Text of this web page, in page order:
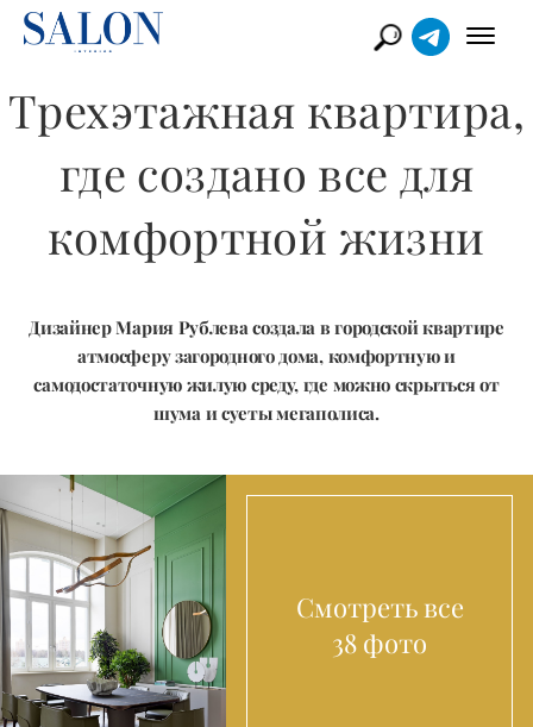
Трехэтажная квартира,
где создано все для
комфортной жизни
Дизайнер Мария Рублева создала в городской квартире
атмосферу загородного дома, комфортную и
самодостаточную жилую среду, где можно скрыться от
шума и суеты мегаполиса.
Смотреть все
38 фото